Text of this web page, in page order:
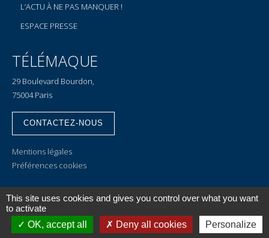
L’ACTU À NE PAS MANQUER !
ESPACE PRESSE
TÉLÉMAQUE
29 Boulevard Bourdon,
75004 Paris
CONTACTEZ-NOUS
Mentions légales
Préférences cookies
SUIVEZ TÉLÉMAQUE SUR LES RÉSEAUX SOCIAUX
This site uses cookies and gives you control over what you want
to activate
OK, accept all
Deny all cookies
Personalize